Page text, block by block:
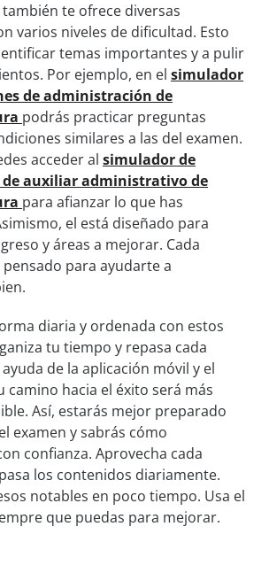
te ofrece diversas
varios niveles de dificultad. Esto
temas importantes y a pulir
Por ejemplo, en el simulador
de administración de
podrás practicar preguntas
similares a las del examen.
acceder al simulador de
de auxiliar administrativo de
para afianzar lo que has
el está diseñado para
y áreas a mejorar. Cada
para ayudarte a
diaria y ordenada con estos
tu tiempo y repasa cada
de la aplicación móvil y el
camino hacia el éxito será más
Así, estarás mejor preparado
examen y sabrás cómo
confianza. Aprovecha cada
los contenidos diariamente.
notables en poco tiempo. Usa el
que puedas para mejorar.